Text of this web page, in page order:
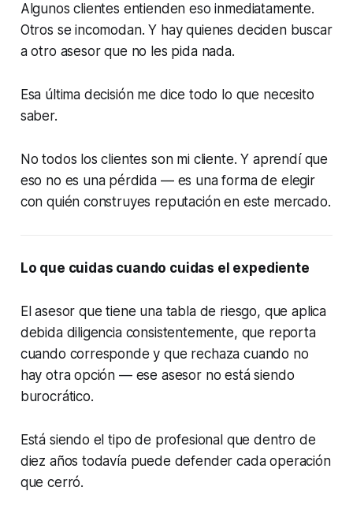
Algunos clientes entienden eso inmediatamente.
Otros se incomodan. Y hay quienes deciden buscar
a otro asesor que no les pida nada.
Esa última decisión me dice todo lo que necesito
saber.
No todos los clientes son mi cliente. Y aprendí que
eso no es una pérdida — es una forma de elegir
con quién construyes reputación en este mercado.
Lo que cuidas cuando cuidas el expediente
El asesor que tiene una tabla de riesgo, que aplica
debida diligencia consistentemente, que reporta
cuando corresponde y que rechaza cuando no
hay otra opción — ese asesor no está siendo
burocrático.
Está siendo el tipo de profesional que dentro de
diez años todavía puede defender cada operación
que cerró.